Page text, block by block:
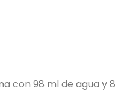
con 98 ml de agua y